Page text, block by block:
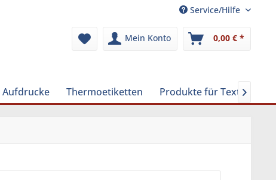
Service/Hilfe
Mein Konto 0,00 € *
Aufdrucke Thermoetiketten Produkte für 